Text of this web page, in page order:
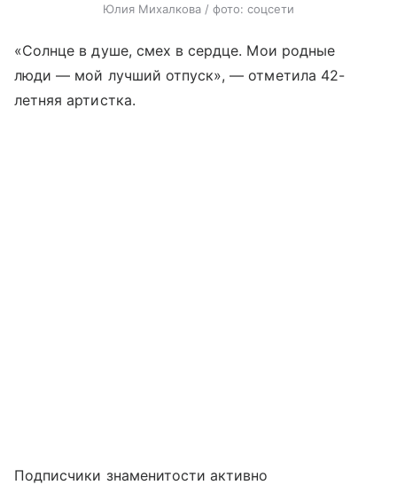
Юлия Михалкова / фото: соцсети
«Солнце в душе, смех в сердце. Мои родные
люди — мой лучший отпуск», — отметила 42-
летняя артистка.
Подписчики знаменитости активно